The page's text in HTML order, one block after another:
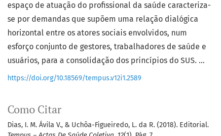
Como Citar
Dias, I. M. Ávila V., & Uchôa-Figueiredo, L. da R. (2018). Editorial.
espaço de atuação do profissional da saúde caracteriza-
se por demandas que supõem uma relação dialógica
horizontal entre os atores sociais envolvidos, num
esforço conjunto de gestores, trabalhadores de saúde e
usuários, para a consolidação dos princípios do SUS. ...
https://doi.org/10.18569/tempus.v12i1.2589